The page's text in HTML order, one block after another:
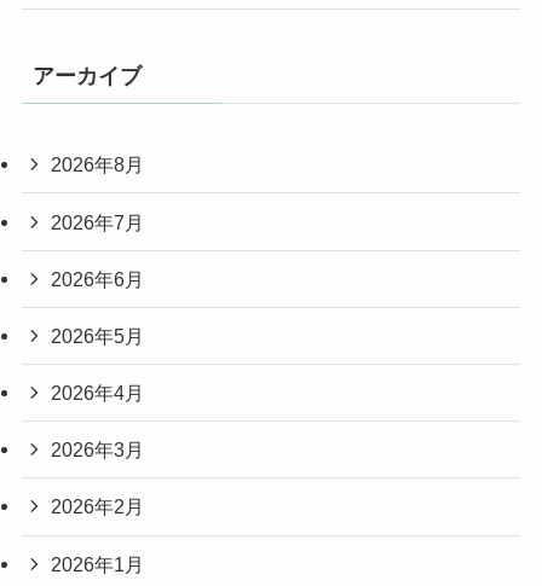
アーカイブ
2026年8月
2026年7月
2026年6月
2026年5月
2026年4月
2026年3月
2026年2月
2026年1月